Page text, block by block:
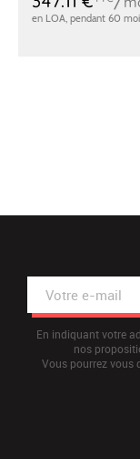
En indiquant votre
nos
Vous pourrez vous